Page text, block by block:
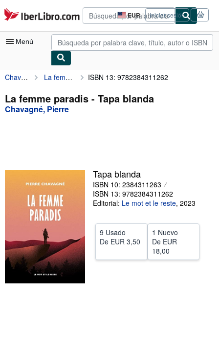
Pasar al contenido principal
IberLibro.com EUR
Preferencias
de
compra
del
Iniciar sesión
Menú
Mi cuenta
Consultar mis pedidos
Búsqueda avanzada
Vendedores
Comenzar a vender
CERRAR
Chavagné, Pierre La femme paradis ISBN 13: 9782384311262
La femme paradis - Tapa blanda
Chavagné, Pierre
Tapa blanda
ISBN 10: 2384311263
ISBN 13: 9782384311262
Editorial: Le mot et le reste, 2023
9 Usado
De EUR 3,50
1 Nuevo
De EUR
18,00